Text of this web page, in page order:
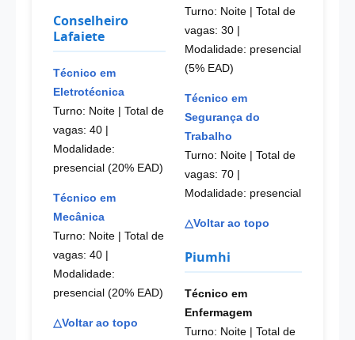
Conselheiro
Lafaiete
Técnico em
Eletrotécnica
Turno: Noite | Total de
vagas: 40
Modalidade:
presencial (20% EAD)
Técnico em
Mecânica
Turno: Noite | Total de
vagas: 40
Modalidade:
presencial (20% EAD)
△Voltar ao topo
Turno: Noite | Total de
vagas: 30
Modalidade: presencial
(5% EAD)
Técnico em
Segurança do
Trabalho
Turno: Noite | Total de
vagas: 70
Modalidade: presencial
△Voltar ao topo
Piumhi
Técnico em
Enfermagem
Turno: Noite | Total de